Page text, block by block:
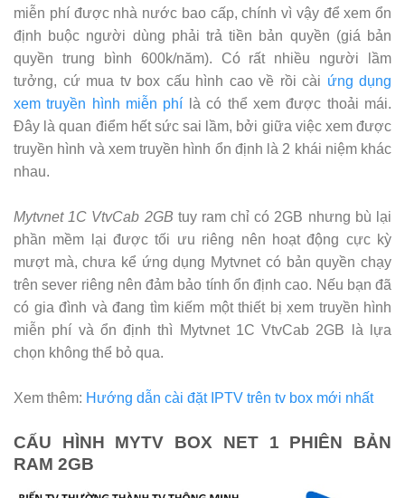
miễn phí được nhà nước bao cấp, chính vì vậy để xem ổn
định buộc người dùng phải trả tiền bản quyền (giá bản
quyền trung bình 600k/năm). Có rất nhiều người lầm
tưởng, cứ mua tv box cấu hình cao về rồi cài ứng dụng
xem truyền hình miễn phí là có thể xem được thoải mái.
Đây là quan điểm hết sức sai lầm, bởi giữa việc xem được
truyền hình và xem truyền hình ổn định là 2 khái niệm khác
nhau.
Mytvnet 1C VtvCab 2GB tuy ram chỉ có 2GB nhưng bù lại
phần mềm lại được tối ưu riêng nên hoạt động cực kỳ
mượt mà, chưa kể ứng dụng Mytvnet có bản quyền chạy
trên sever riêng nên đảm bảo tính ổn định cao. Nếu bạn đã
có gia đình và đang tìm kiếm một thiết bị xem truyền hình
miễn phí và ổn định thì Mytvnet 1C VtvCab 2GB là lựa
chọn không thể bỏ qua.
Xem thêm: Hướng dẫn cài đặt IPTV trên tv box mới nhất
CẤU HÌNH MYTV BOX NET 1 PHIÊN BẢN
RAM 2GB